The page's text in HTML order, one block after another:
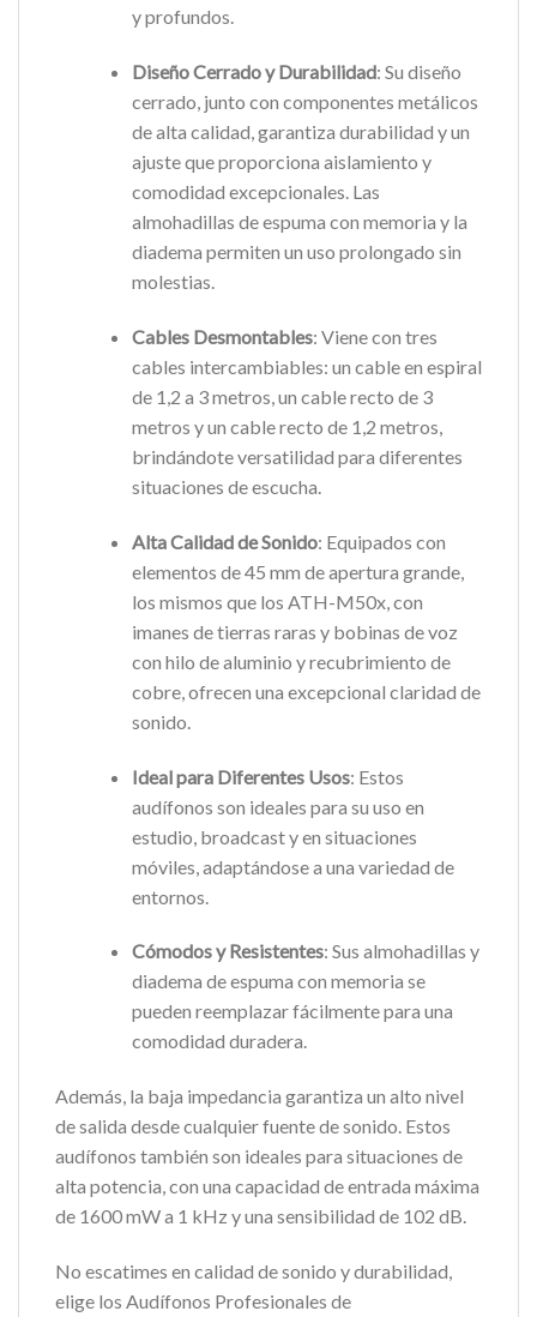
y profundos.
Diseño Cerrado y Durabilidad: Su diseño
cerrado, junto con componentes metálicos
de alta calidad, garantiza durabilidad y un
ajuste que proporciona aislamiento y
comodidad excepcionales. Las
almohadillas de espuma con memoria y la
diadema permiten un uso prolongado sin
molestias.
Cables Desmontables: Viene con tres
cables intercambiables: un cable en espiral
de 1,2 a 3 metros, un cable recto de 3
metros y un cable recto de 1,2 metros,
brindándote versatilidad para diferentes
situaciones de escucha.
Alta Calidad de Sonido: Equipados con
elementos de 45 mm de apertura grande,
los mismos que los ATH-M50x, con
imanes de tierras raras y bobinas de voz
con hilo de aluminio y recubrimiento de
cobre, ofrecen una excepcional claridad de
sonido.
Ideal para Diferentes Usos: Estos
audífonos son ideales para su uso en
estudio, broadcast y en situaciones
móviles, adaptándose a una variedad de
entornos.
Cómodos y Resistentes: Sus almohadillas y
diadema de espuma con memoria se
pueden reemplazar fácilmente para una
comodidad duradera.
Además, la baja impedancia garantiza un alto nivel
de salida desde cualquier fuente de sonido. Estos
audífonos también son ideales para situaciones de
alta potencia, con una capacidad de entrada máxima
de 1600 mW a 1 kHz y una sensibilidad de 102 dB.
No escatimes en calidad de sonido y durabilidad,
elige los Audífonos Profesionales de